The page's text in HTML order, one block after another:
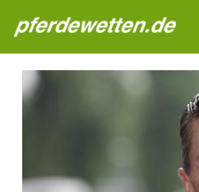
Pferdewetten News